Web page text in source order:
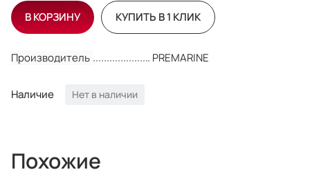
Производитель PREMARINE
Наличие Нет в наличии
В КОРЗИНУ КУПИТЬ В 1 КЛИК
Похожие